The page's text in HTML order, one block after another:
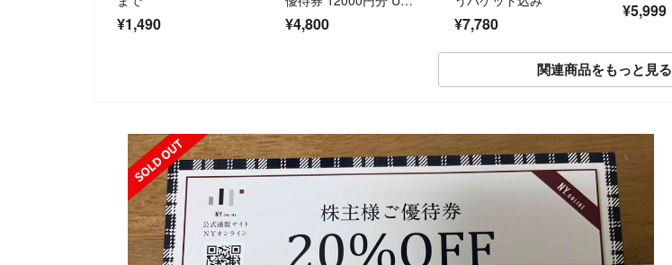
¥1,490 MH
¥4,800 ¥7,780
¥5,999
関連商品をもっと見る
SOLD OUT